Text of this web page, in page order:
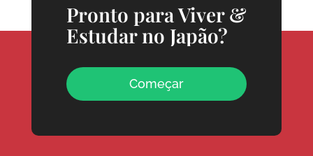
Pronto para Viver &
Estudar no Japão?
Começar